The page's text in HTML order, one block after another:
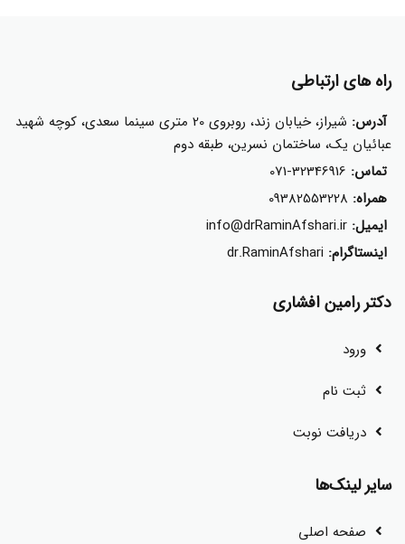
راه های ارتباطی
آدرس:
شیراز، خیابان زند، روبروی 20 متری سینما سعدی، کوچه شهید
عبائیان یک، ساختمان نسرین، طبقه دوم
تماس: 071-32346916
همراه: 09382553228
ایمیل: info@drRaminAfshari.ir
اینستاگرام: dr.RaminAfshari
دکتر رامین افشاری
ورود
ثبت نام
دریافت نوبت
سایر لینک‌ها
صفحه اصلی